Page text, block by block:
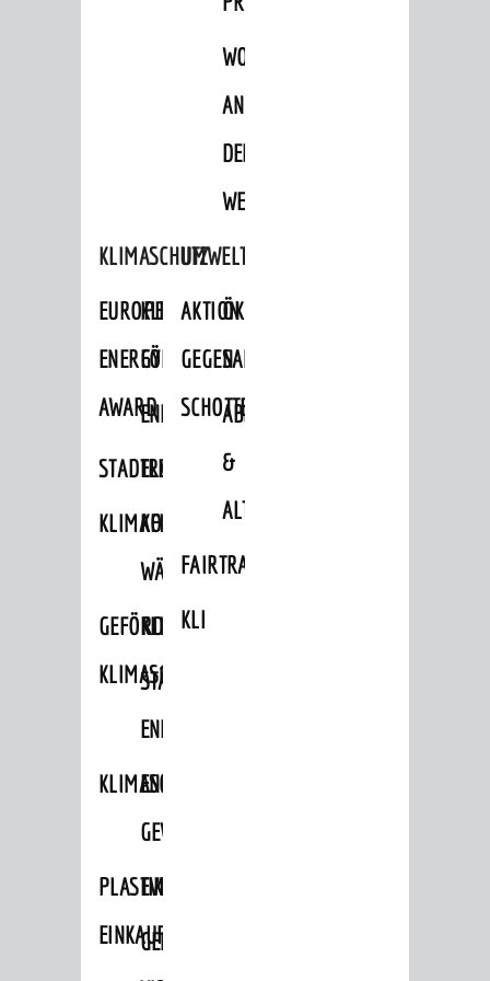
WOHNBEBAUUNG
AN
DER
WEINBERGSTRASSE
KLIMASCHUTZ
EUROPEAN
ENERGY
AWARD
KLIMASCHUTZ-
FÖRDERPROGRAMME
ENERGIEBERATUNG
STADTRADELN
ELEKTROMOBILITÄTSBERATUNG
KLIMAFITKOMMUNALE
WÄRMEPLANUNG
GEFÖRDERTE
KLIMASCHUTZMASSNAHMEN
KLIMASCHUTZKONZEPT
STÄDTISCHES
ENERGIEMANAGEMENT
KLIMASCHUTZKOMMISSION
ENERGIEKARAWANE
GEWERBE
PLASTIKTÜTENFREIE
EINKAUFSSTADT
EVENTS
GEMEINSAME
UMWELTSCHUTZ
AKTION
GEGEN
SCHOTTERGÄRTEN
ÖKOLOGISCHE
SANIERUNG/WAIDSEE
ABFALL
&
ALTLASTEN
FAIRTRADE
KLEIDERTAUSCHBÖRSE